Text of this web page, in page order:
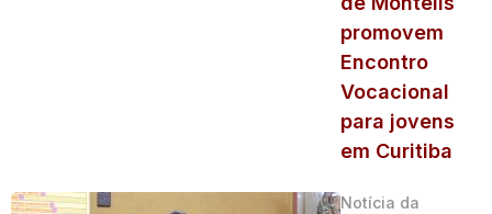
promovem
Encontro
Vocacional
para jovens
em Curitiba
Notícia da